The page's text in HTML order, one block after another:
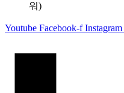
워)
Youtube Facebook-f Instagram